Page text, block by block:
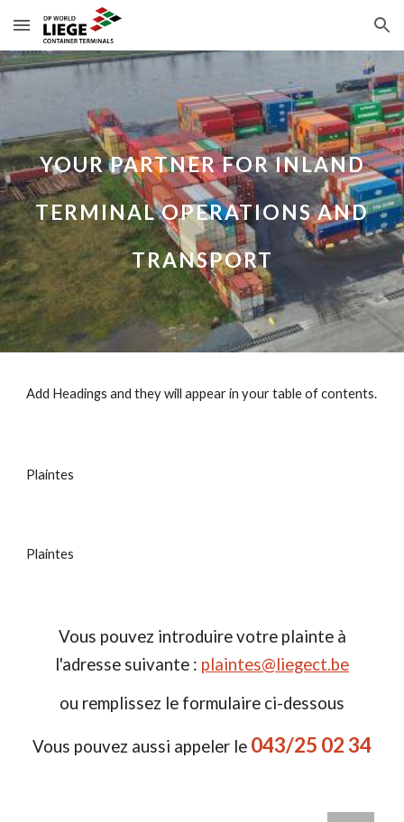
Skip to main content Skip to navigation
YOUR PARTNER FOR INLAND
TERMINAL OPERATIONS AND
TRANSPORT
Add Headings and they will appear in your table of contents.
Plaintes
Plaintes
Vous pouvez introduire votre plainte à
l'adresse suivante : plaintes@liegect.be
ou remplissez le formulaire ci-dessous
Vous pouvez aussi appeler le 043/25 02 34